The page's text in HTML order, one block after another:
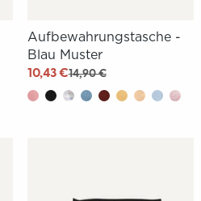
Aufbewahrungstasche -
Blau Muster
10,43 €14,90 €